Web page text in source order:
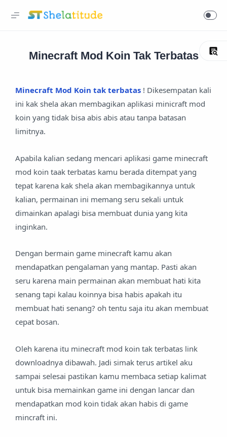
Minecraft Mod Koin Tak Terbatas
Minecraft Mod Koin tak terbatas ! Dikesempatan kali
ini kak shela akan membagikan aplikasi minicraft mod
koin yang tidak bisa abis abis atau tanpa batasan
limitnya.
Apabila kalian sedang mencari aplikasi game minecraft
mod koin taak terbatas kamu berada ditempat yang
tepat karena kak shela akan membagikannya untuk
kalian, permainan ini memang seru sekali untuk
dimainkan apalagi bisa membuat dunia yang kita
inginkan.
Dengan bermain game minecraft kamu akan
mendapatkan pengalaman yang mantap. Pasti akan
seru karena main permainan akan membuat hati kita
senang tapi kalau koinnya bisa habis apakah itu
membuat hati senang? oh tentu saja itu akan membuat
cepat bosan.
Oleh karena itu minecraft mod koin tak terbatas link
downloadnya dibawah. Jadi simak terus artikel aku
sampai selesai pastikan kamu membaca setiap kalimat
untuk bisa memainkan game ini dengan lancar dan
mendapatkan mod koin tidak akan habis di game
mincraft ini.